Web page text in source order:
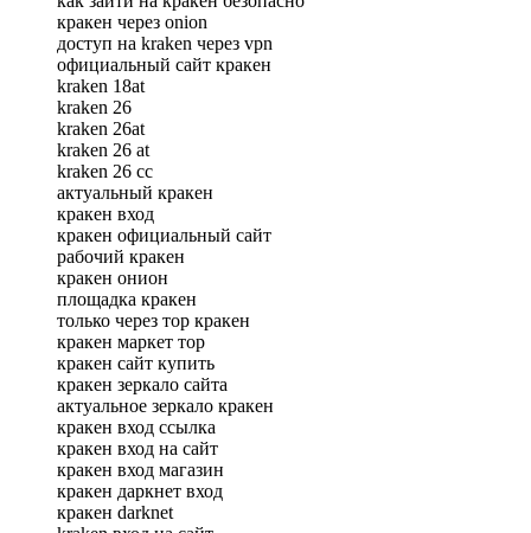
кракен через onion
доступ на kraken через vpn
официальный сайт кракен
kraken 18at
kraken 26
kraken 26at
kraken 26 at
kraken 26 сс
актуальный кракен
кракен вход
кракен официальный сайт
рабочий кракен
кракен онион
площадка кракен
только через тор кракен
кракен маркет тор
кракен сайт купить
кракен зеркало сайта
актуальное зеркало кракен
кракен вход ссылка
кракен вход на сайт
кракен вход магазин
кракен даркнет вход
кракен darknet